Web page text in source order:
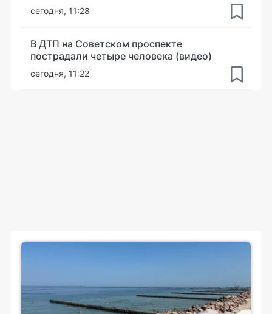
сегодня, 11:28
В ДТП на Советском проспекте
пострадали четыре человека (видео)
сегодня, 11:22